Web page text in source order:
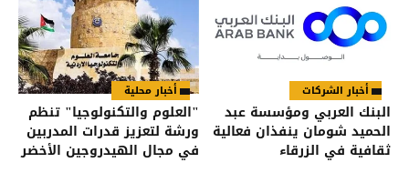
أخبار الشركات
البنك العربي ومؤسسة عبد
الحميد شومان ينفذان فعالية
ثقافية في الزرقاء
أخبار محلية
"العلوم والتكنولوجيا" تنظم
ورشة لتعزيز قدرات المدربين
في مجال الهيدروجين الأخضر